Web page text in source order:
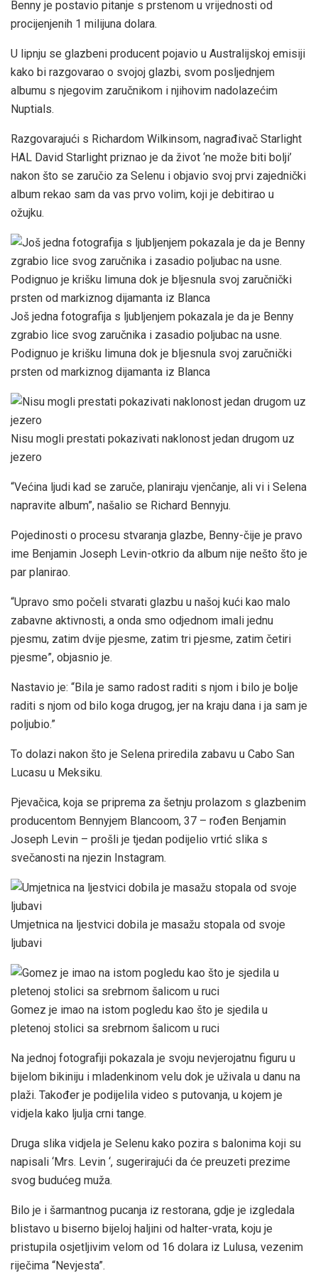
Benny je postavio pitanje s prstenom u vrijednosti od
procijenjenih 1 milijuna dolara.
U lipnju se glazbeni producent pojavio u Australijskoj emisiji
kako bi razgovarao o svojoj glazbi, svom posljednjem
albumu s njegovim zaručnikom i njihovim nadolazećim
Nuptials.
Razgovarajući s Richardom Wilkinsom, nagrađivač Starlight
HAL David Starlight priznao je da život ‘ne može biti bolji’
nakon što se zaručio za Selenu i objavio svoj prvi zajednički
album rekao sam da vas prvo volim, koji je debitirao u
ožujku.
Još jedna fotografija s ljubljenjem pokazala je da je Benny
zgrabio lice svog zaručnika i zasadio poljubac na usne.
Podignuo je krišku limuna dok je bljesnula svoj zaručnički
prsten od markiznog dijamanta iz Blanca
Nisu mogli prestati pokazivati ​​naklonost jedan drugom uz
jezero
“Većina ljudi kad se zaruče, planiraju vjenčanje, ali vi i Selena
napravite album”, našalio se Richard Bennyju.
Pojedinosti o procesu stvaranja glazbe, Benny-čije je pravo
ime Benjamin Joseph Levin-otkrio da album nije nešto što je
par planirao.
“Upravo smo počeli stvarati glazbu u našoj kući kao malo
zabavne aktivnosti, a onda smo odjednom imali jednu
pjesmu, zatim dvije pjesme, zatim tri pjesme, zatim četiri
pjesme”, objasnio je.
Nastavio je: “Bila je samo radost raditi s njom i bilo je bolje
raditi s njom od bilo koga drugog, jer na kraju dana i ja sam je
poljubio.”
To dolazi nakon što je Selena priredila zabavu u Cabo San
Lucasu u Meksiku.
Pjevačica, koja se priprema za šetnju prolazom s glazbenim
producentom Bennyjem Blancoom, 37 – rođen Benjamin
Joseph Levin – prošli je tjedan podijelio vrtić slika s
svečanosti na njezin Instagram.
Umjetnica na ljestvici dobila je masažu stopala od svoje
ljubavi
Gomez je imao na istom pogledu kao što je sjedila u
pletenoj stolici sa srebrnom šalicom u ruci
Na jednoj fotografiji pokazala je svoju nevjerojatnu figuru u
bijelom bikiniju i mladenkinom velu dok je uživala u danu na
plaži. Također je podijelila video s putovanja, u kojem je
vidjela kako ljulja crni tange.
Druga slika vidjela je Selenu kako pozira s balonima koji su
napisali ‘Mrs. Levin ‘, sugerirajući da će preuzeti prezime
svog budućeg muža.
Bilo je i šarmantnog pucanja iz restorana, gdje je izgledala
blistavo u biserno bijeloj haljini od halter-vrata, koju je
pristupila osjetljivim velom od 16 dolara iz Lulusa, vezenim
riječima “Nevjesta”.